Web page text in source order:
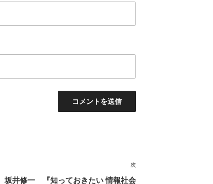
次
の
次
坂井修一 『知っておきたい 情報社会